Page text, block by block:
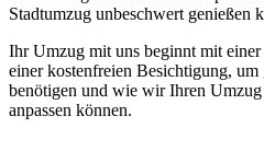
Stadtumzug unbeschwert genießen
Ihr Umzug mit uns beginnt mit
einer kostenfreien Besichtigung, um
benötigen und wie wir Ihren
anpassen können.